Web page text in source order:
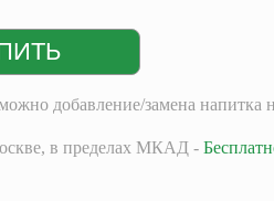
добавление/замена
в пределах МКАД -